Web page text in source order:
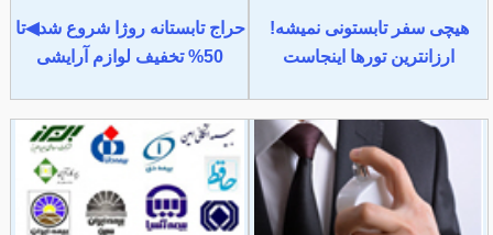
هیچی سفر تابستونی نمیشه!
ارزانترین تورها اینجاست
حراج تابستانه روژا شروع شد◀تا
50% تخفیف لوازم آرایشی